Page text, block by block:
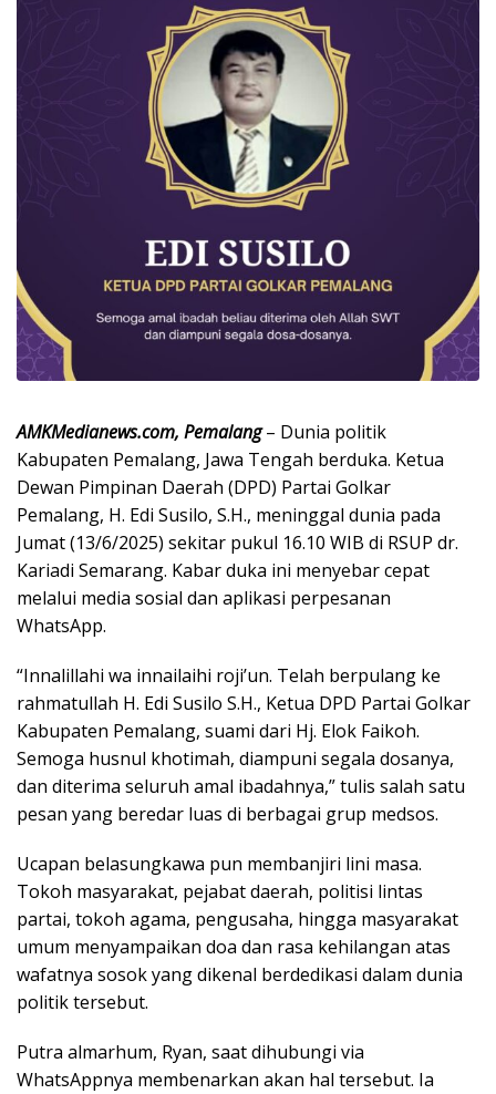
AMKMedianews.com, Pemalang– Dunia politik
Kabupaten Pemalang, Jawa Tengah berduka. Ketua
Dewan Pimpinan Daerah (DPD) Partai Golkar
Pemalang, H. Edi Susilo, S.H., meninggal dunia pada
Jumat (13/6/2025) sekitar pukul 16.10 WIB di RSUP dr.
Kariadi Semarang. Kabar duka ini menyebar cepat
melalui media sosial dan aplikasi perpesanan
WhatsApp.
“Innalillahi wa innailaihi roji’un. Telah berpulang ke
rahmatullah H. Edi Susilo S.H., Ketua DPD Partai Golkar
Kabupaten Pemalang, suami dari Hj. Elok Faikoh.
Semoga husnul khotimah, diampuni segala dosanya,
dan diterima seluruh amal ibadahnya,” tulis salah satu
pesan yang beredar luas di berbagai grup medsos.
Ucapan belasungkawa pun membanjiri lini masa.
Tokoh masyarakat, pejabat daerah, politisi lintas
partai, tokoh agama, pengusaha, hingga masyarakat
umum menyampaikan doa dan rasa kehilangan atas
wafatnya sosok yang dikenal berdedikasi dalam dunia
politik tersebut.
Putra almarhum, Ryan, saat dihubungi via
WhatsAppnya membenarkan akan hal tersebut. Ia